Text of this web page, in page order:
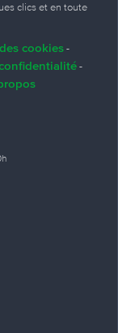
clics et en toute
cookies -
-